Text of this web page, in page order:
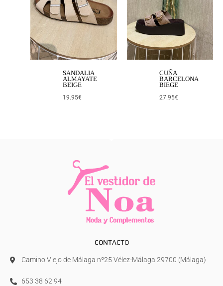
SANDALIA
ALMAYATE
BEIGE
19.95€
CUÑA
BARCELONA
BIEGE
27.95€
CONTACTO
Camino Viejo de Málaga nº25 Vélez-Málaga 29700 (Málaga)
653 38 62 94